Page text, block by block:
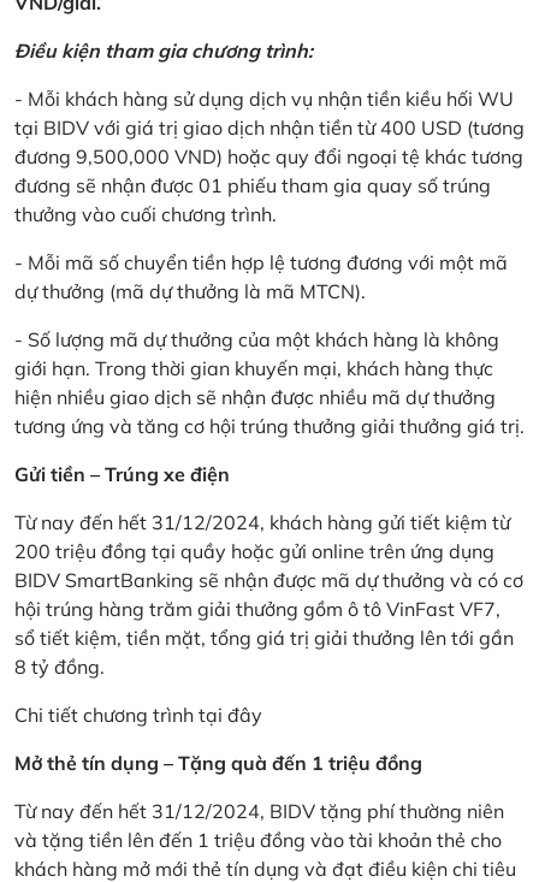
Điều kiện tham gia chương trình:
- Mỗi khách hàng sử dụng dịch vụ nhận tiền kiều hối WU
tại BIDV với giá trị giao dịch nhận tiền từ 400 USD (tương
đương 9,500,000 VND) hoặc quy đổi ngoại tệ khác tương
đương sẽ nhận được 01 phiếu tham gia quay số trúng
thưởng vào cuối chương trình.
- Mỗi mã số chuyển tiền hợp lệ tương đương với một mã
dự thưởng (mã dự thưởng là mã MTCN).
- Số lượng mã dự thưởng của một khách hàng là không
giới hạn. Trong thời gian khuyến mại, khách hàng thực
hiện nhiều giao dịch sẽ nhận được nhiều mã dự thưởng
tương ứng và tăng cơ hội trúng thưởng giải thưởng giá trị.
Gửi tiền – Trúng xe điện
Từ nay đến hết 31/12/2024, khách hàng gửi tiết kiệm từ
200 triệu đồng tại quầy hoặc gửi online trên ứng dụng
BIDV SmartBanking sẽ nhận được mã dự thưởng và có cơ
hội trúng hàng trăm giải thưởng gồm ô tô VinFast VF7,
sổ tiết kiệm, tiền mặt, tổng giá trị giải thưởng lên tới gần
8 tỷ đồng.
Chi tiết chương trình tại đây
Mở thẻ tín dụng – Tặng quà đến 1 triệu đồng
Từ nay đến hết 31/12/2024, BIDV tặng phí thường niên
và tặng tiền lên đến 1 triệu đồng vào tài khoản thẻ cho
khách hàng mở mới thẻ tín dụng và đạt điều kiện chi tiêu